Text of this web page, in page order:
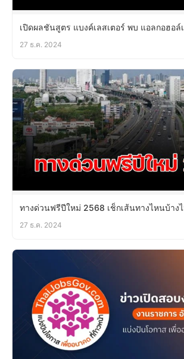
เปิดผลชันสูตร แบงค์เลสเตอร์ พบ แอลกอฮอล์
27 ธ.ค. 2024
ทางด่วนฟรีปีใหม่ 2568 เช็กเส้นทางไหนบ้าง
27 ธ.ค. 2024